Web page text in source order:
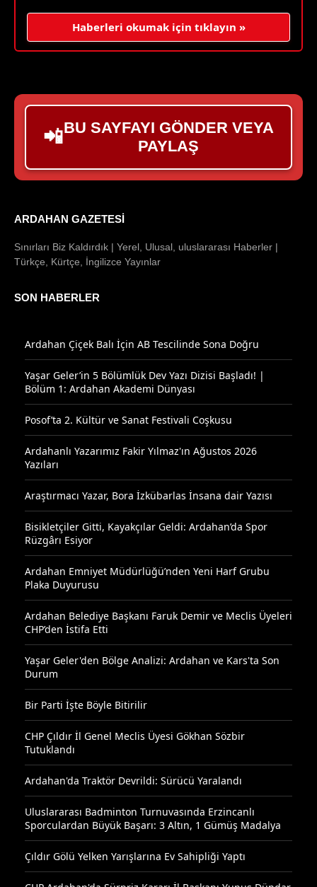
Haberleri okumak için tıklayın »
📲BU SAYFAYI GÖNDER VEYA
PAYLAŞ
ARDAHAN GAZETESI
Sınırları Biz Kaldırdık | Yerel, Ulusal, uluslararası Haberler |
Türkçe, Kürtçe, İngilizce Yayınlar
SON HABERLER
Ardahan Çiçek Balı İçin AB Tescilinde Sona Doğru
Yaşar Geler’in 5 Bölümlük Dev Yazı Dizisi Başladı! |
Bölüm 1: Ardahan Akademi Dünyası
Posof’ta 2. Kültür ve Sanat Festivali Coşkusu
Ardahanlı Yazarımız Fakir Yılmaz'ın Ağustos 2026
Yazıları
Araştırmacı Yazar, Bora İzkübarlas İnsana dair Yazısı
Bisikletçiler Gitti, Kayakçılar Geldi: Ardahan’da Spor
Rüzgârı Esiyor
Ardahan Emniyet Müdürlüğü’nden Yeni Harf Grubu
Plaka Duyurusu
Ardahan Belediye Başkanı Faruk Demir ve Meclis Üyeleri
CHP’den İstifa Etti
Yaşar Geler'den Bölge Analizi: Ardahan ve Kars'ta Son
Durum
Bir Parti İşte Böyle Bitirilir
CHP Çıldır İl Genel Meclis Üyesi Gökhan Sözbir
Tutuklandı
Ardahan'da Traktör Devrildi: Sürücü Yaralandı
Uluslararası Badminton Turnuvasında Erzincanlı
Sporculardan Büyük Başarı: 3 Altın, 1 Gümüş Madalya
Çıldır Gölü Yelken Yarışlarına Ev Sahipliği Yaptı